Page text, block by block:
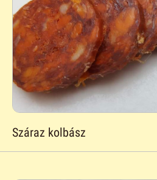
Száraz kolbász